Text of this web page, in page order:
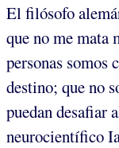
El filósofo
que no me mata
personas somos
destino; que no
puedan desafiar
neurocientífico